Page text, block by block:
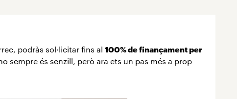
podràs sol·licitar fins al 100% de finançament per
sempre és senzill, però ara ets un pas més a prop